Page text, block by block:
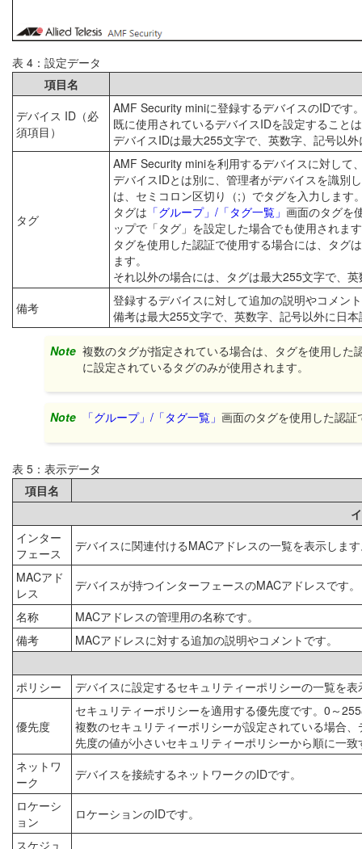
表 4：設定データ
項目名
デバイス ID（必
須項目）
AMF Security miniに登録するデバイスのIDです
既に使用されているデバイスIDを設定すること
デバイスIDは最大255文字で、英数字、記号以
タグ
AMF Security miniを利用するデバイスに対して
デバイスIDとは別に、管理者がデバイスを識別
は、セミコロン区切り（;）でタグを入力します
タグは 「グループ」/「タグ一覧」 画面のタグを
ップで「タグ」を設定した場合でも使用されま
タグを使用した認証で使用する場合には、タグ
ます。
それ以外の場合には、タグは最大255文字で、
備考
登録するデバイスに対して追加の説明やコメン
備考は最大255文字で、英数字、記号以外に日
Note 複数のタグが指定されている場合は、タグを使用し
に設定されているタグのみが使用されます。
Note 「グループ」/「タグ一覧」画面のタグを使用した認
表 5：表示データ
項目名
インター
フェース
デバイスに関連付けるMACアドレスの一覧を表示しま
MACアド
レス
デバイスが持つインターフェースのMACアドレスです。
名称
MACアドレスの管理用の名称です。
備考
MACアドレスに対する追加の説明やコメントです。
ポリシー デバイスに設定するセキュリティーポリシーの一覧を表
優先度
セキュリティーポリシーを適用する優先度です。0～
複数のセキュリティーポリシーが設定されている場合
先度の値が小さいセキュリティーポリシーから順に一
ネットワ
ーク
デバイスを接続するネットワークのIDです。
ロケーシ
ョン
ロケーションのIDです。
スケジュ